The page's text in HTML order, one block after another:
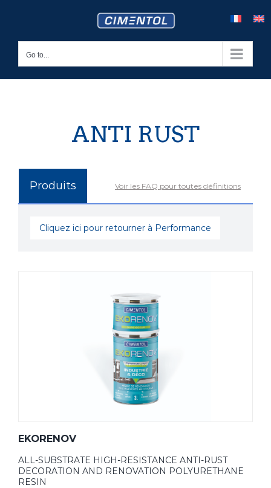
Go to...
ANTI RUST
Produits Voir les FAQ pour toutes définitions
Cliquez ici pour retourner à Performance
EKORENOV
ALL-SUBSTRATE HIGH-RESISTANCE ANTI-RUST
DECORATION AND RENOVATION POLYURETHANE
RESIN